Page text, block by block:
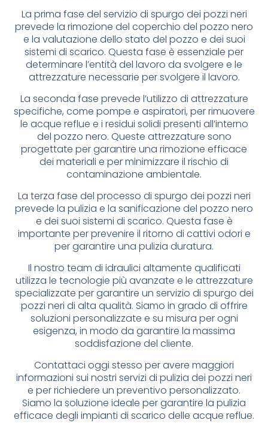
La prima fase del servizio di spurgo dei pozzi neri
prevede la rimozione del coperchio del pozzo nero
e la valutazione dello stato del pozzo e dei suoi
sistemi di scarico. Questa fase è essenziale per
determinare l’entità del lavoro da svolgere e le
attrezzature necessarie per svolgere il lavoro.
La seconda fase prevede l’utilizzo di attrezzature
specifiche, come pompe e aspiratori, per rimuovere
le acque reflue e i residui solidi presenti all’interno
del pozzo nero. Queste attrezzature sono
progettate per garantire una rimozione efficace
dei materiali e per minimizzare il rischio di
contaminazione ambientale.
La terza fase del processo di spurgo dei pozzi neri
prevede la pulizia e la sanificazione del pozzo nero
e dei suoi sistemi di scarico. Questa fase è
importante per prevenire il ritorno di cattivi odori e
per garantire una pulizia duratura.
Il nostro team di idraulici altamente qualificati
utilizza le tecnologie più avanzate e le attrezzature
specializzate per garantire un servizio di spurgo dei
pozzi neri di alta qualità. Siamo in grado di offrire
soluzioni personalizzate e su misura per ogni
esigenza, in modo da garantire la massima
soddisfazione del cliente.
Contattaci oggi stesso per avere maggiori
informazioni sui nostri servizi di pulizia dei pozzi neri
e per richiedere un preventivo personalizzato.
Siamo la soluzione ideale per garantire la pulizia
efficace degli impianti di scarico delle acque reflue.